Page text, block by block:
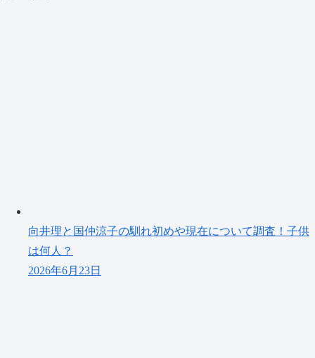
向井理と国仲涼子の馴れ初めや現在について調査！子供
は何人？
2026年6月23日